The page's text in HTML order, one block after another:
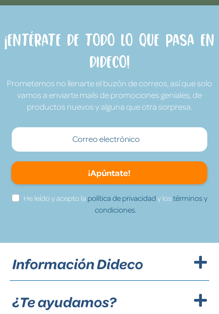
¡Entérate de todo lo que pasa en
Dideco!
Prometemos no llenarte el buzón de correos, así que solo
vamos a enviarte mails de promociones geniales, de
productos nuevos y alguna que otra sorpresa.
¡Apúntate!
He leído y acepto la política de privacidad y lostérminos y
condiciones.
Información Dideco
¿Te ayudamos?